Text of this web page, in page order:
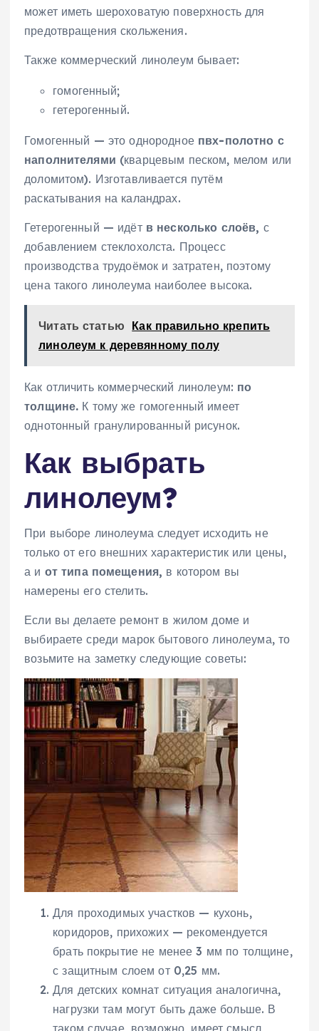
может иметь шероховатую поверхность для
предотвращения скольжения.
Также коммерческий линолеум бывает:
гомогенный;
гетерогенный.
Гомогенный — это однородное пвх-полотно с
наполнителями (кварцевым песком, мелом или
доломитом). Изготавливается путём
раскатывания на каландрах.
Гетерогенный — идёт в несколько слоёв, с
добавлением стеклохолста. Процесс
производства трудоёмок и затратен, поэтому
цена такого линолеума наиболее высока.
Читать статью Как правильно крепить
линолеум к деревянному полу
Как отличить коммерческий линолеум: по
толщине. К тому же гомогенный имеет
однотонный гранулированный рисунок.
Как выбрать
линолеум?
При выборе линолеума следует исходить не
только от его внешних характеристик или цены,
а и от типа помещения, в котором вы
намерены его стелить.
Если вы делаете ремонт в жилом доме и
выбираете среди марок бытового линолеума, то
возьмите на заметку следующие советы:
Для проходимых участков — кухонь,
коридоров, прихожих — рекомендуется
брать покрытие не менее 3 мм по толщине,
с защитным слоем от 0,25 мм.
Для детских комнат ситуация аналогична,
нагрузки там могут быть даже больше. В